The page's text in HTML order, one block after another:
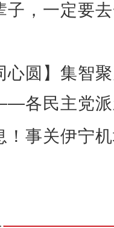
子，一定要
心圆】集智
各民主党派
！事关伊宁
朽木变工艺品